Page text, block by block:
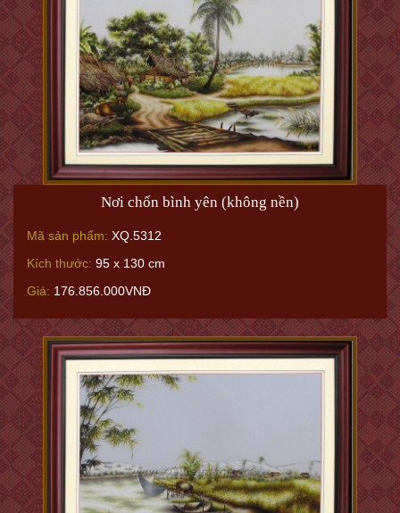
Nơi chốn bình yên (không nền)
Mã sản phẩm: XQ.5312
Kích thước: 95 x 130 cm
Giá: 176.856.000VNĐ